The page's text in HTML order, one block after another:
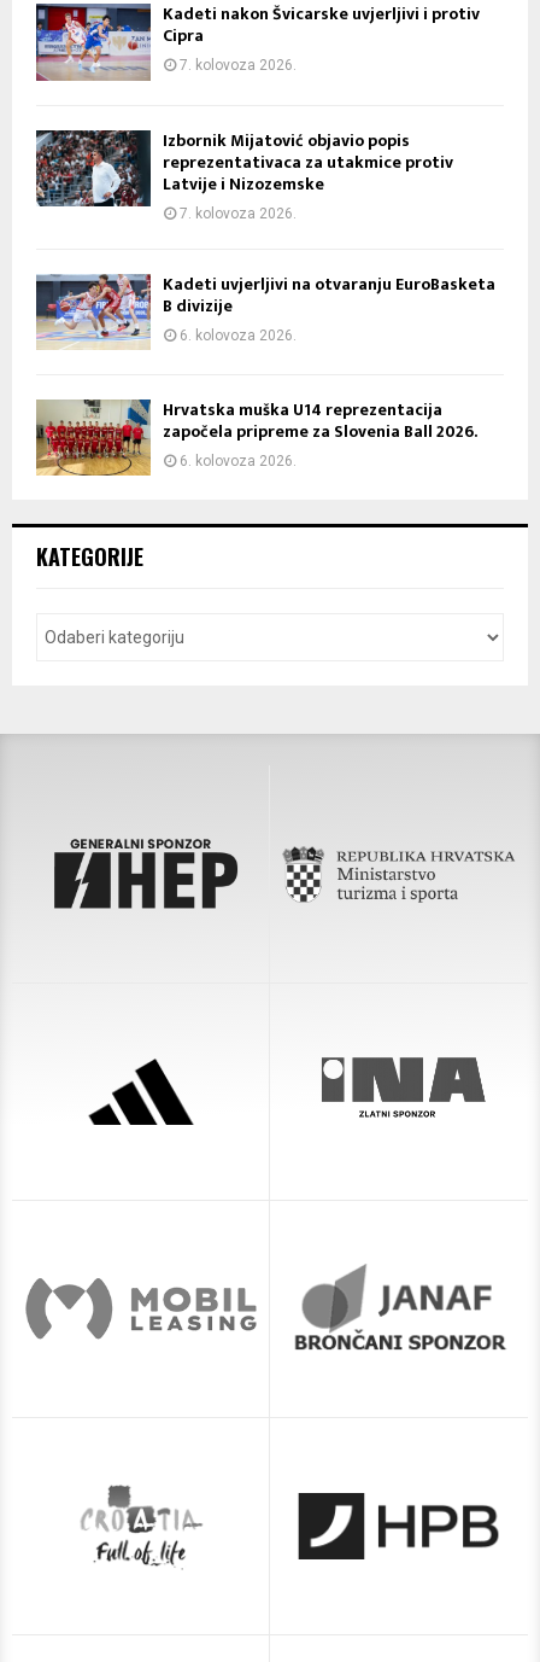
Kadeti nakon Švicarske uvjerljivi i protiv
Cipra
7. kolovoza 2026.
Izbornik Mijatović objavio popis
reprezentativaca za utakmice protiv
Latvije i Nizozemske
7. kolovoza 2026.
Kadeti uvjerljivi na otvaranju EuroBasketa
B divizije
6. kolovoza 2026.
Hrvatska muška U14 reprezentacija
započela pripreme za Slovenia Ball 2026.
6. kolovoza 2026.
KATEGORIJE